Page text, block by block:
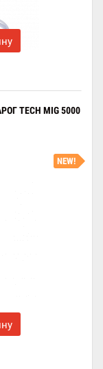
TECH MIG 5000
NEW!